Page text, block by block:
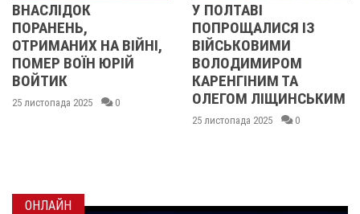
У ПОЛТАВІ
ПОПРОЩАЛИСЯ ІЗ
ВІЙСЬКОВИМИ
ВОЛОДИМИРОМ
КАРЕНГІНИМ ТА
ОЛЕГОМ ЛІЩИНСЬКИМ
У ПОЛТАВІ
ПОПРОЩАЛИСЯ ІЗ
БІЙЦЯМИ
ОЛЕКСАНДРОМ
ІВАЩЕНКОМ,
ДМИТРОМ
КИСЛИЧЕНКОМ ТА
ОНЛАЙН